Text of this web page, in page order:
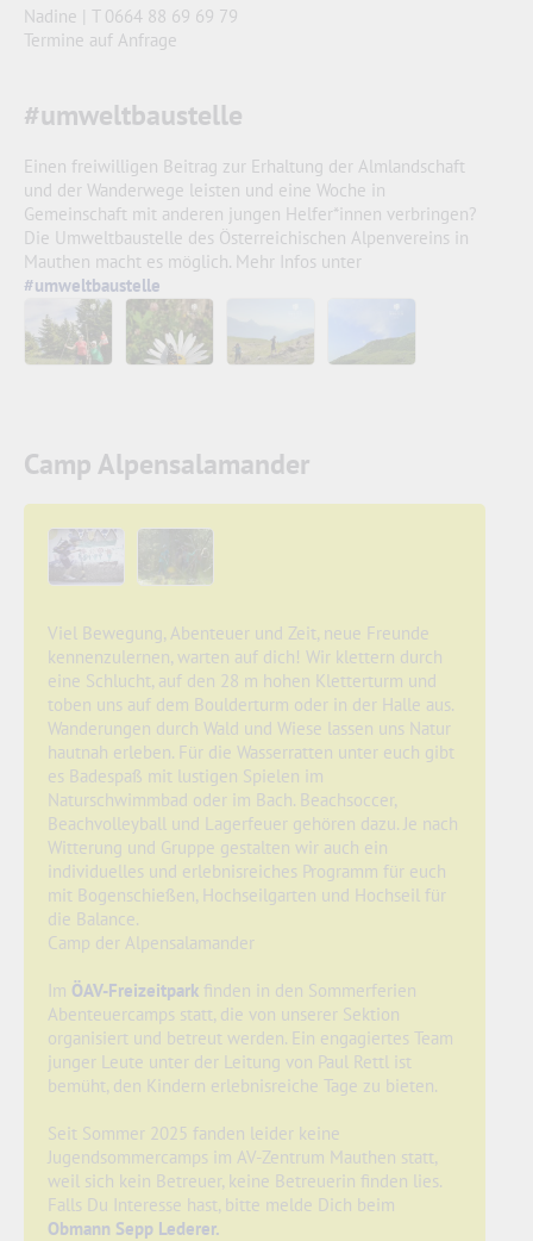
Nadine | T 0664 88 69 69 79
Termine auf Anfrage
#umweltbaustelle
Einen freiwilligen Beitrag zur Erhaltung der Almlandschaft
und der Wanderwege leisten und eine Woche in
Gemeinschaft mit anderen jungen Helfer*innen verbringen?
Die Umweltbaustelle des Österreichischen Alpenvereins in
Mauthen macht es möglich. Mehr Infos unter
#umweltbaustelle
Camp Alpensalamander
Viel Bewegung, Abenteuer und Zeit, neue Freunde
kennenzulernen, warten auf dich! Wir klettern durch
eine Schlucht, auf den 28 m hohen Kletterturm und
toben uns auf dem Boulderturm oder in der Halle aus.
Wanderungen durch Wald und Wiese lassen uns Natur
hautnah erleben. Für die Wasserratten unter euch gibt
es Badespaß mit lustigen Spielen im
Naturschwimmbad oder im Bach. Beachsoccer,
Beachvolleyball und Lagerfeuer gehören dazu. Je nach
Witterung und Gruppe gestalten wir auch ein
individuelles und erlebnisreiches Programm für euch
mit Bogenschießen, Hochseilgarten und Hochseil für
die Balance.
Camp der Alpensalamander
Im ÖAV-Freizeitpark finden in den Sommerferien
Abenteuercamps statt, die von unserer Sektion
organisiert und betreut werden. Ein engagiertes Team
junger Leute unter der Leitung von Paul Rettl ist
bemüht, den Kindern erlebnisreiche Tage zu bieten.
Seit Sommer 2025 fanden leider keine
Jugendsommercamps im AV-Zentrum Mauthen statt,
weil sich kein Betreuer, keine Betreuerin finden lies.
Falls Du Interesse hast, bitte melde Dich beim
Obmann Sepp Lederer.